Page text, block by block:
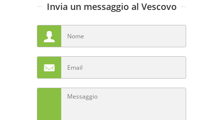
Invia un messaggio al Vescovo